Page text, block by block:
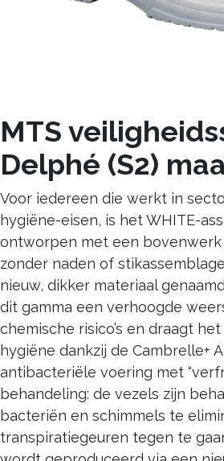
MTS
Delphé (S2)
Voor iedereen die werkt in
hygiëne-eisen, is het WHITE-
ontworpen met een bovenwerk
zonder naden of
nieuw, dikker materiaal
dit gamma een verhoogde
chemische risico’s en draagt
hygiëne dankzij de Cambrelle+
antibacteriële voering met
behandeling: de vezels zijn
bacteriën en schimmels te
transpiratiegeuren tegen te